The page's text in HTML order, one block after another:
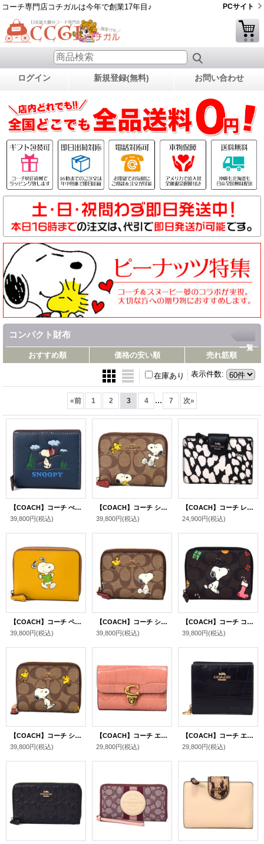
コーチ専門店コチガルは今年で創業17年目♪ PCサイト
ログイン 新規登録(無料) お問い合わせ
コンパクト財布
一覧
おすすめ順 価格の安い順 売れ筋順
表示件数:
在庫あり
«前 1 2 3 4 ... 7 次»
【COACH】コーチ ぺブルレザー ピーナッツ コラボ スヌーピー スキー モチーフ スナップ ウォレット 二つ折り 財布 デニムマルチ（日本未発売）
39,800円(税込)
【COACH】コーチ シグネチャー ピーナッツ コラボ スヌーピー ウッドストック プリント ジップ アラウンド 二つ折り 財布 カーキマルチC（日本未発売）
39,800円(税込)
【COACH】コーチ レザー アニマル ミディアム コーナー ジップ ウォレット 二つ折り財布 ブラック×チャークマルチ（日本未発売）
24,900円(税込)
【COACH】コーチ ペブルレザー ピーナッツ コラボ スヌーピー ウォーク モチーフ ジップ アラウンド 二つ折り 財布 フラックスマルチ（日本未発売）
39,800円(税込)
【COACH】コーチ シグネチャー ピーナッツ コラボ スヌーピー ウッドストック プリント ジップ アラウンド 二つ折り 財布 カーキマルチB（日本未発売）
39,800円(税込)
【COACH】コーチ コーティングキャンバス レザー シグネチャー ピーナッツ コラボ スヌーピー ジップ アラウンド 二つ折り 財布 ブラウンブラックマルチ（日本未発売）
39,800円(税込)
【COACH】コーチ シグネチャー ピーナッツ コラボ スヌーピー ウッドストック プリント ジップ アラウンド 二つ折り 財布 カーキマルチA（日本未発売）
39,800円(税込)
【COACH】コーチ エンボスドレザー クロコダイル ストゥディオ ミディアム コーナー ジップ ウォレット 二つ折り財布 ライトコーラル（日本未発売）
29,800円(税込)
【COACH】コーチ エンボスドレザー クロコダイル スナップ ウォレット 二つ折り 財布 ブラック（日本未発売）
29,800円(税込)